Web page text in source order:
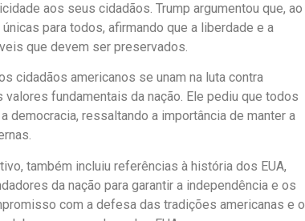
aos seus cidadãos. Trump argumentou que, ao
para todos, afirmando que a liberdade e a
que devem ser preservados.
cidadãos americanos se unam na luta contra
fundamentais da nação. Ele pediu que todos
democracia, ressaltando a importância de manter a
também incluiu referências à história dos EUA,
da nação para garantir a independência e os
com a defesa das tradições americanas e o